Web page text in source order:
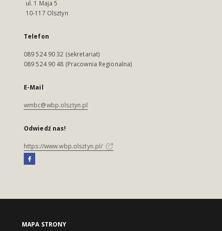
ul. 1 Maja 5
10-117 Olsztyn
Telefon
089 524 90 32 (sekretariat)
089 524 90 48 (Pracownia Regionalna)
E-Mail
wmbc@wbp.olsztyn.pl
Odwiedź nas!
https://www.wbp.olsztyn.pl/
MAPA STRONY